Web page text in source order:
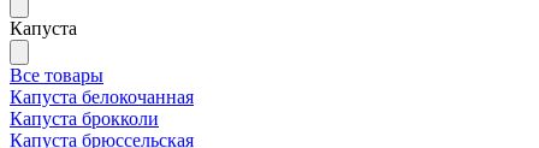
Капуста
Все товары
Капуста белокочанная
Капуста брокколи
Капуста брюссельская